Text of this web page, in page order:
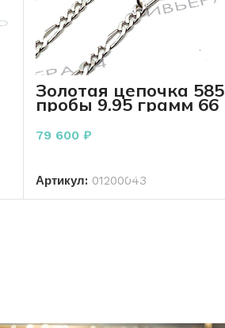
Золотая цепочка 585
пробы 9.95 грамм 66
см фигаро
79 600₽
Артикул: 01200043